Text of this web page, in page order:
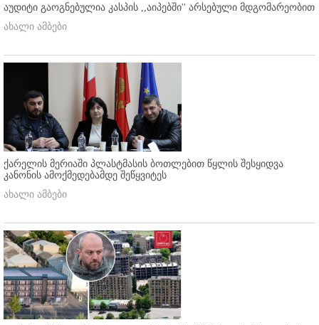
აუდიტი გაოგნებულია კასპის ,,აიპებში'' არსებული მდგომარეობით
ახალი ამბები
ქარელის მერიაში პლასტმასის ბოთლებით წყლის შესყიდვა
კანონის ამოქმედებამდე შეწყვიტეს
ახალი ამბები